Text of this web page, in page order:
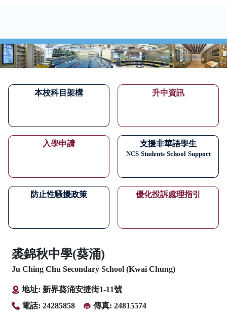
本校科目架構 升中資訊
入學申請 支援非華語學生
NCS Students School Support
防止性騷擾政策 優化投訴處理指引
裘錦秋中學(葵涌)
Ju Ching Chu Secondary School (Kwai Chung)
地址: 新界葵涌安捷街1-11號
電話: 24285858
傳真: 24815574